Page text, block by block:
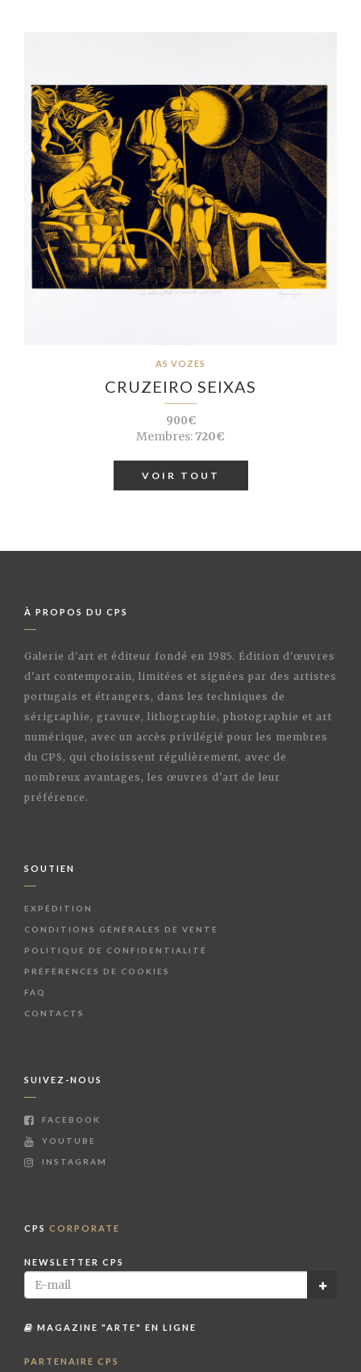
AS VOZES
CRUZEIRO SEIXAS
900€
Membres:720€
VOIR TOUT
À PROPOS DU CPS
Galerie d'art et éditeur fondé en 1985. Édition d'œuvres
d'art contemporain, limitées et signées par des artistes
portugais et étrangers, dans les techniques de
sérigraphie, gravure, lithographie, photographie et art
numérique, avec un accès privilégié pour les membres
du CPS, qui choisissent régulièrement, avec de
nombreux avantages, les œuvres d'art de leur
préférence.
SOUTIEN
EXPÉDITION
CONDITIONS GÉNÉRALES DE VENTE
POLITIQUE DE CONFIDENTIALITÉ
PRÉFÉRENCES DE COOKIES
FAQ
CONTACTS
SUIVEZ-NOUS
FACEBOOK
YOUTUBE
INSTAGRAM
CPS CORPORATE
NEWSLETTER CPS
MAGAZINE "ARTE" EN LIGNE
PARTENAIRE CPS